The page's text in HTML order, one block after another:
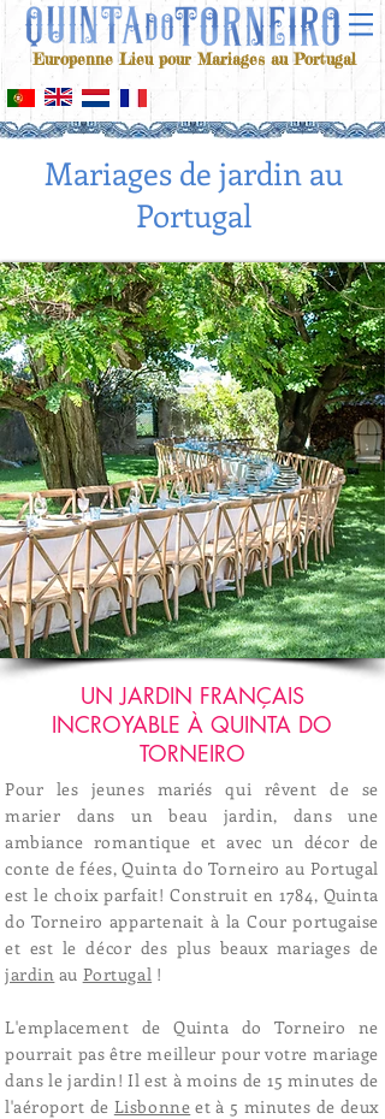
Europenne Lieu pour Mariages au Portugal
Mariages de jardin au
Portugal
UN JARDIN FRANÇAIS
INCROYABLE À QUINTA DO
TORNEIRO
Pour les jeunes mariés qui rêvent de se
marier dans un beau jardin, dans une
ambiance romantique et avec un décor de
conte de fées, Quinta do Torneiro au Portugal
est le choix parfait! Construit en 1784, Quinta
do Torneiro appartenait à la Cour portugaise
et est le décor des plus beaux mariages de
jardin au Portugal !
L'emplacement de Quinta do Torneiro ne
pourrait pas être meilleur pour votre mariage
dans le jardin! Il est à moins de 15 minutes de
l'aéroport de Lisbonne et à 5 minutes de deux